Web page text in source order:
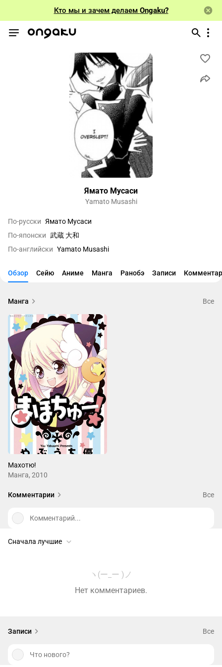
Кто мы и зачем делаем Ongaku?
Ямато Мусаси
Yamato Musashi
По-русски
Ямато Мусаси
По-японски 武蔵 大和
По-английски Yamato Musashi
Обзор Сейю Аниме Манга Ранобэ Записи
Манга Все
Махотю!
Манга, 2010
Комментарии Все
Комментарий...
Сначала лучшие
ヽ(ー_ー )ノ
Нет комментариев.
Записи Все
Что нового?